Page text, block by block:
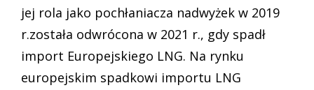
jej rola jako pochłaniacza nadwyżek w 2019
r.została odwrócona w 2021 r., gdy spadł
import Europejskiego LNG. Na rynku
europejskim spadkowi importu LNG